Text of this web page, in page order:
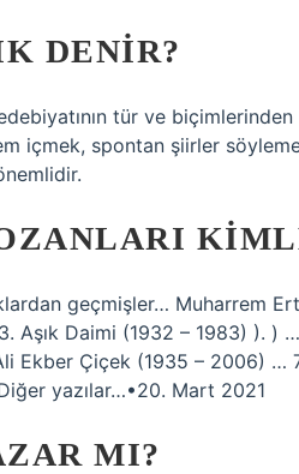
DENIR?
tür ve
içmek, spontan şiirler
geçmişler… Muharrem
Aşık Daimi (1932 – 1983) ). )
Ekber Çiçek (1935 – 2006) …
yazılar…•20. Mart 2021
MI?